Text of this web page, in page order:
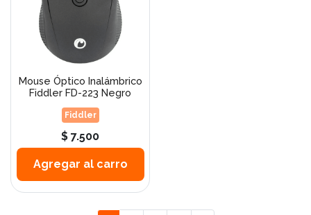
Mouse Óptico Inalámbrico
Fiddler FD-223 Negro
Fiddler
$ 7.500
Agregar al carro